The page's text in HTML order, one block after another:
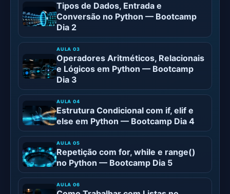
Tipos de Dados, Entrada e
Conversão no Python — Bootcamp
Dia 2
Operadores Aritméticos, Relacionais
e Lógicos em Python — Bootcamp
Dia 3
Estrutura Condicional com if, elif e
else em Python — Bootcamp Dia 4
Repetição com for, while e range()
no Python — Bootcamp Dia 5